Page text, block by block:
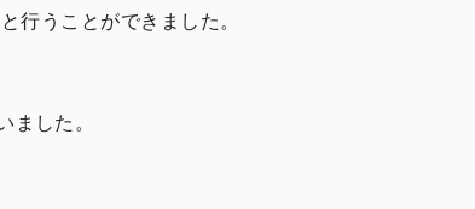
行うことができました。
した。